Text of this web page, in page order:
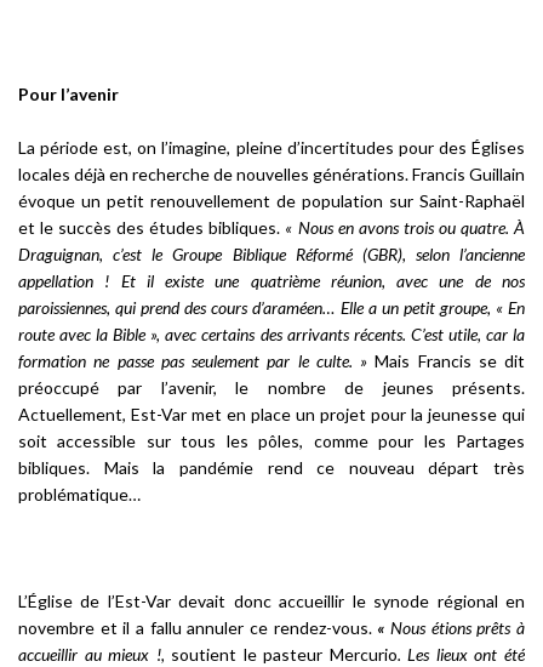
Pour l’avenir
La période est, on l’imagine, pleine d’incertitudes pour des Églises
locales déjà en recherche de nouvelles générations. Francis Guillain
évoque un petit renouvellement de population sur Saint-Raphaël
et le succès des études bibliques. « Nous en avons trois ou quatre. À
Draguignan, c’est le Groupe Biblique Réformé (GBR), selon l’ancienne
appellation ! Et il existe une quatrième réunion, avec une de nos
paroissiennes, qui prend des cours d’araméen… Elle a un petit groupe, « En
route avec la Bible », avec certains des arrivants récents. C’est utile, car la
formation ne passe pas seulement par le culte. » Mais Francis se dit
préoccupé par l’avenir, le nombre de jeunes présents.
Actuellement, Est-Var met en place un projet pour la jeunesse qui
soit accessible sur tous les pôles, comme pour les Partages
bibliques. Mais la pandémie rend ce nouveau départ très
problématique…
L’Église de l’Est-Var devait donc accueillir le synode régional en
novembre et il a fallu annuler ce rendez-vous. «Nous étions prêts à
accueillir au mieux !, soutient le pasteur Mercurio. Les lieux ont été